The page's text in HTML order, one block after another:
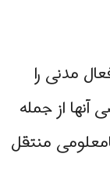
مدنی را
از جمله
منتقل